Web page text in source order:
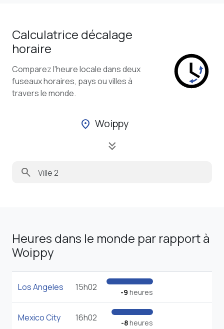
Calculatrice décalage
horaire
Comparez l'heure locale dans deux
fuseaux horaires, pays ou villes à
travers le monde.
location_on Woippy
keyboard_double_arrow_down
search
Heures dans le monde par rapport à
Woippy
Los Angeles 15h02 -9 heures
Mexico City 16h02 -8heures